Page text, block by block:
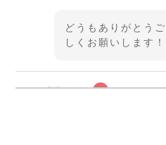
どうもありがとう
しくお願いします！